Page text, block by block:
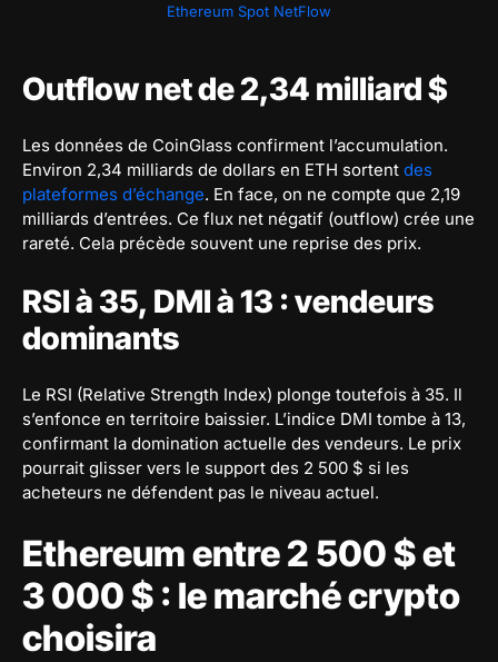
Ethereum Spot NetFlow
Outflow net de 2,34 milliard $
Les données de CoinGlass confirment l’accumulation.
Environ 2,34 milliards de dollars en ETH sortent des
plateformes d’échange. En face, on ne compte que 2,19
milliards d’entrées. Ce flux net négatif (outflow) crée une
rareté. Cela précède souvent une reprise des prix.
RSI à 35, DMI à 13 : vendeurs
dominants
Le RSI (Relative Strength Index) plonge toutefois à 35. Il
s’enfonce en territoire baissier. L’indice DMI tombe à 13,
confirmant la domination actuelle des vendeurs. Le prix
pourrait glisser vers le support des 2 500 $ si les
acheteurs ne défendent pas le niveau actuel.
Ethereum entre 2 500 $ et
3 000 $ : le marché crypto
choisira